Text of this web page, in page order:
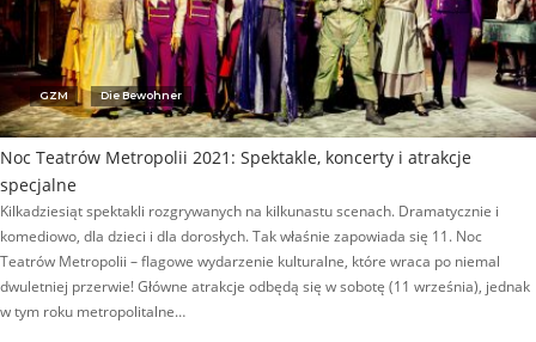
GZM Die Bewohner
Noc Teatrów Metropolii 2021: Spektakle, koncerty i atrakcje
specjalne
Kilkadziesiąt spektakli rozgrywanych na kilkunastu scenach. Dramatycznie i
komediowo, dla dzieci i dla dorosłych. Tak właśnie zapowiada się 11. Noc
Teatrów Metropolii – flagowe wydarzenie kulturalne, które wraca po niemal
dwuletniej przerwie! Główne atrakcje odbędą się w sobotę (11 września), jednak
w tym roku metropolitalne…